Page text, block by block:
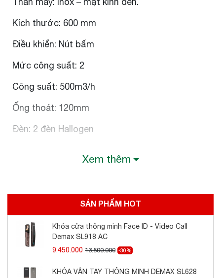
Kích thước: 600 mm
Điều khiển: Nút bấm
Mức công suất: 2
Công suất: 500m3/h
Ống thoát: 120mm
Đèn: 2 đèn Hallogen
Chức năng lựa chọn hút đẩy: Trực tiếp qua ống
thoát hoặc tuần hoàn bằng than hoạt tính
Điện nguồn: 220V – 50Hz
ĐẶC TÍNH/ THÔNG SỐ KỸ THUẬT
Xem thêm
SẢN PHẨM HOT
Khóa cửa thông minh Face ID - Video Call
Demax SL918 AC
9.450.000 13.500.000 -30%
KHÓA VÂN TAY THÔNG MINH DEMAX SL628